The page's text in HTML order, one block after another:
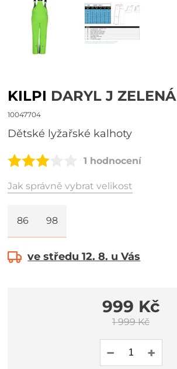
KILPI DARYL J ZELENÁ
10047704
Dětské lyžařské kalhoty
1 hodnocení
Jak správně vybrat velikost
86 98
ve středu 12. 8. u Vás
999 Kč
1 999 Kč